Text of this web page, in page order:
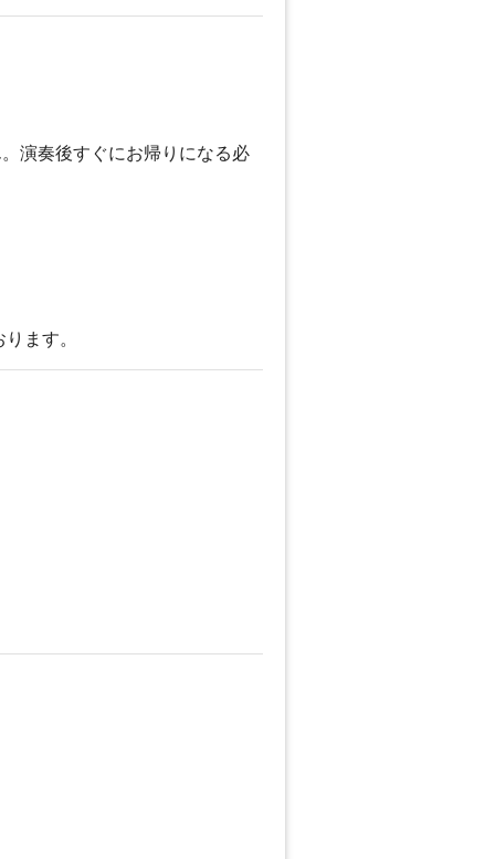
演奏後すぐにお帰りになる必
ます。